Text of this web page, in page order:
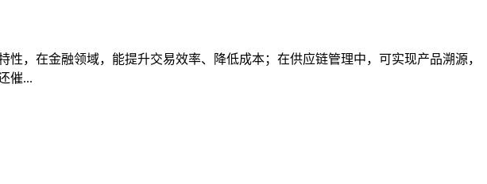
，在金融领域，能提升交易效率、降低成本；在供应链管理中，可实现产品溯源，
催...